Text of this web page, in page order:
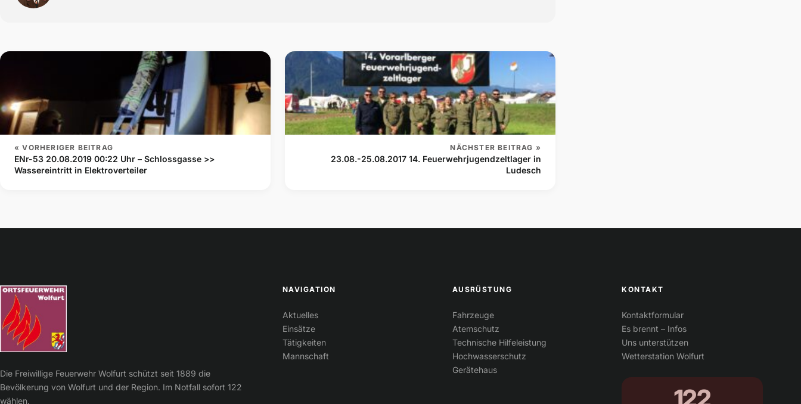
« VORHERIGER BEITRAG
ENr-53 20.08.2019 00:22 Uhr – Schlossgasse >>
Wassereintritt in Elektroverteiler
NÄCHSTER BEITRAG »
23.08.-25.08.2017 14. Feuerwehrjugendzeltlager in
Ludesch
Die Freiwillige Feuerwehr Wolfurt schützt seit 1889 die
Bevölkerung von Wolfurt und der Region. Im Notfall sofort 122
wählen.
NAVIGATION
Aktuelles
Einsätze
Tätigkeiten
Mannschaft
AUSRÜSTUNG
Fahrzeuge
Atemschutz
Technische Hilfeleistung
Hochwasserschutz
Gerätehaus
KONTAKT
Kontaktformular
Es brennt – Infos
Uns unterstützen
Wetterstation Wolfurt